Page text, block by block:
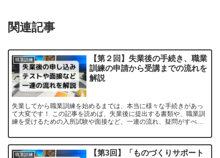
関連記事
職業訓練
【第２回】失業後の手続き、職業
訓練の申請から受講までの流れを
解説
失業してから職業訓練を始めるまでは、本当に様々な手続きがあっ
て大変です！ この記事を読めば、失業後に提出する書類や、職業訓
練を受けるための入所試験や面接など、一連の流れ、疑問がすべて
職業訓練
【第3回】「ものづくりサポート